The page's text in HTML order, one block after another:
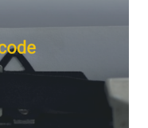
धन्यवाद । पल्पसा
कसरी मुल्यांङ्कन
यहाँ म केही साथिहरुको
टिप्पणीहरु सहित